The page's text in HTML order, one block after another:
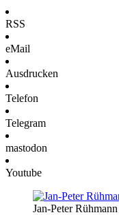
RSS
eMail
Ausdrucken
Telefon
Telegram
mastodon
Youtube
Jan-Peter Rühmann